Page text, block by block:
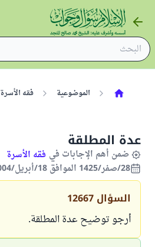
الموضوعية فقه الأسرة
عدة المطلقة
ضمن أهم الإجابات في فقه الأسرة
28/صفر/1425 الموافق 18/أبريل/2004
السؤال 12667
أرجو توضيح عدة المطلقة.